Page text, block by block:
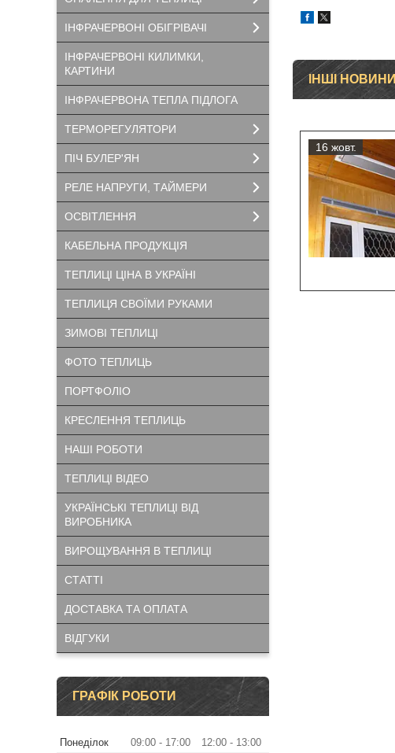
ІНШІ НОВИНИ
16 жовт.
ІНФРАЧЕРВОНІ ОБІГРІВАЧІ
ІНФРАЧЕРВОНІ КИЛИМКИ,
КАРТИНИ
ІНФРАЧЕРВОНА ТЕПЛА ПІДЛОГА
ТЕРМОРЕГУЛЯТОРИ
ПІЧ БУЛЕР'ЯН
РЕЛЕ НАПРУГИ, ТАЙМЕРИ
ОСВІТЛЕННЯ
КАБЕЛЬНА ПРОДУКЦІЯ
ТЕПЛИЦІ ЦІНА В УКРАЇНІ
ТЕПЛИЦЯ СВОЇМИ РУКАМИ
ЗИМОВІ ТЕПЛИЦІ
ФОТО ТЕПЛИЦЬ
ПОРТФОЛІО
КРЕСЛЕННЯ ТЕПЛИЦЬ
НАШІ РОБОТИ
ТЕПЛИЦІ ВІДЕО
УКРАЇНСЬКІ ТЕПЛИЦІ ВІД
ВИРОБНИКА
ВИРОЩУВАННЯ В ТЕПЛИЦІ
СТАТТІ
ДОСТАВКА ТА ОПЛАТА
ВІДГУКИ
ГРАФІК РОБОТИ
Понеділок 09:00 17:00 12:00
13:00